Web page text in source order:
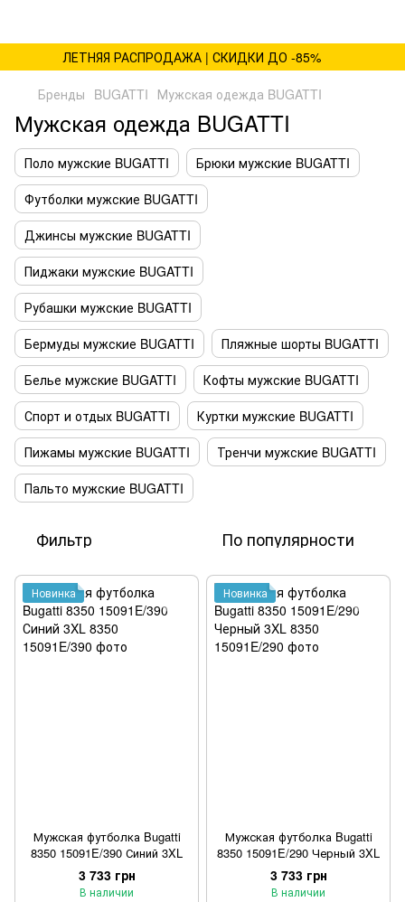
ЛЕТНЯЯ РАСПРОДАЖА | СКИДКИ ДО -85%
Бренды BUGATTI Мужская одежда BUGATTI
Мужская одежда BUGATTI
Поло мужские BUGATTI
Брюки мужские BUGATTI
Футболки мужские BUGATTI
Джинсы мужские BUGATTI
Пиджаки мужские BUGATTI
Рубашки мужские BUGATTI
Бермуды мужские BUGATTI
Пляжные шорты BUGATTI
Белье мужские BUGATTI
Кофты мужские BUGATTI
Спорт и отдых BUGATTI
Куртки мужские BUGATTI
Пижамы мужские BUGATTI
Тренчи мужские BUGATTI
Пальто мужские BUGATTI
Фильтр По популярности
Новинка
Мужская футболка Bugatti
8350 15091E/390 Синий 3XL
3 733 грн
В наличии
Новинка
Мужская футболка Bugatti
8350 15091E/290 Черный 3XL
3 733 грн
В наличии